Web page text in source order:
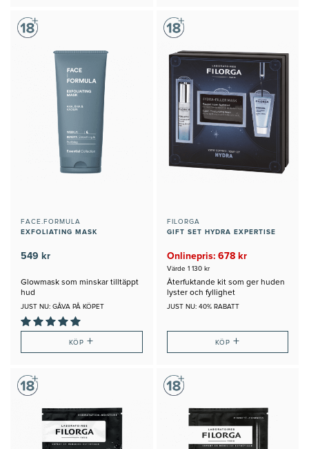
FACE.FORMULA
EXFOLIATING MASK
549 kr
Glowmask som minskar tilltäppt
hud
JUST NU: GÅVA PÅ KÖPET
KÖP+
FILORGA
GIFT SET HYDRA EXPERTISE
Onlinepris: 678 kr
Värde 1 130 kr
Återfuktande kit som ger huden
lyster och fyllighet
JUST NU: 40% RABATT
KÖP +